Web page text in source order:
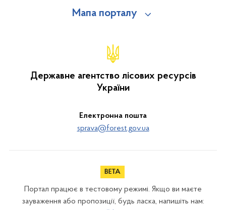
Мапа порталу
Державне агентство лісових ресурсів
України
Електронна пошта
sprava@forest.gov.ua
Портал працює в тестовому режимі. Якщо ви маєте
зауваження або пропозиції, будь ласка, напишіть нам: